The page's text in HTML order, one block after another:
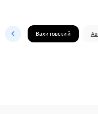
Вахитовский